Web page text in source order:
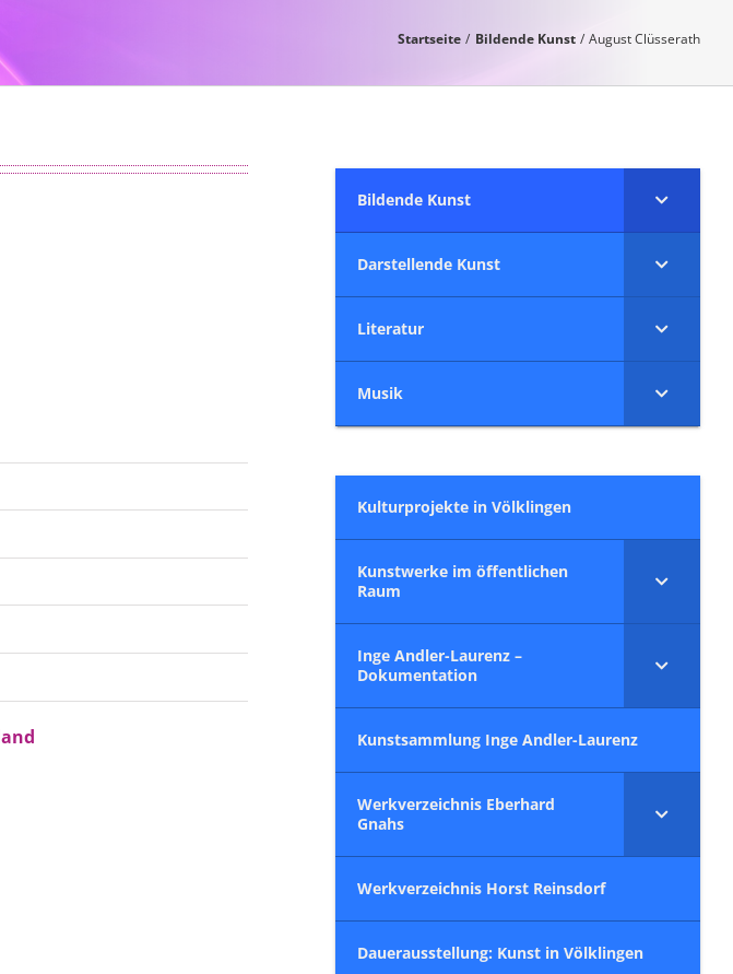
Startseite Bildende Kunst August Clüsserath
Bildende Kunst
Darstellende Kunst
Literatur
Musik
Kulturprojekte in Völklingen
Kunstwerke im öffentlichen
Raum
Inge Andler-Laurenz –
Dokumentation
Kunstsammlung Inge Andler-Laurenz
Werkverzeichnis Eberhard
Gnahs
Werkverzeichnis Horst Reinsdorf
Dauerausstellung: Kunst in Völklingen